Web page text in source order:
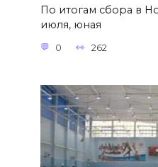
По итогам сбора в
июля, юная
0 262